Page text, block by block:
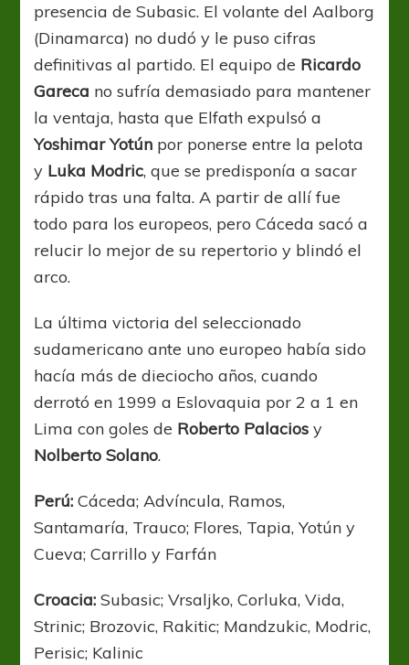
presencia de Subasic. El volante del Aalborg
(Dinamarca) no dudó y le puso cifras
definitivas al partido. El equipo de Ricardo
Gareca no sufría demasiado para mantener
la ventaja, hasta que Elfath expulsó a
Yoshimar Yotún por ponerse entre la pelota
y Luka Modric, que se predisponía a sacar
rápido tras una falta. A partir de allí fue
todo para los europeos, pero Cáceda sacó a
relucir lo mejor de su repertorio y blindó el
arco.
La última victoria del seleccionado
sudamericano ante uno europeo había sido
hacía más de dieciocho años, cuando
derrotó en 1999 a Eslovaquia por 2 a 1 en
Lima con goles de Roberto Palacios y
Nolberto Solano.
Perú: Cáceda; Advíncula, Ramos,
Santamaría, Trauco; Flores, Tapia, Yotún y
Cueva; Carrillo y Farfán
Croacia: Subasic; Vrsaljko, Corluka, Vida,
Strinic; Brozovic, Rakitic; Mandzukic, Modric,
Perisic; Kalinic